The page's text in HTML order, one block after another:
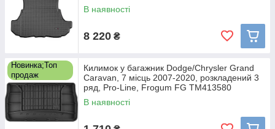
В наявності
8 220 ₴
Новинка;Топ
продаж
Килимок у багажник Dodge/Chrysler Grand
Caravan, 7 місць 2007-2020, розкладений 3
ряд, Pro-Line, Frogum FG TM413580
В наявності